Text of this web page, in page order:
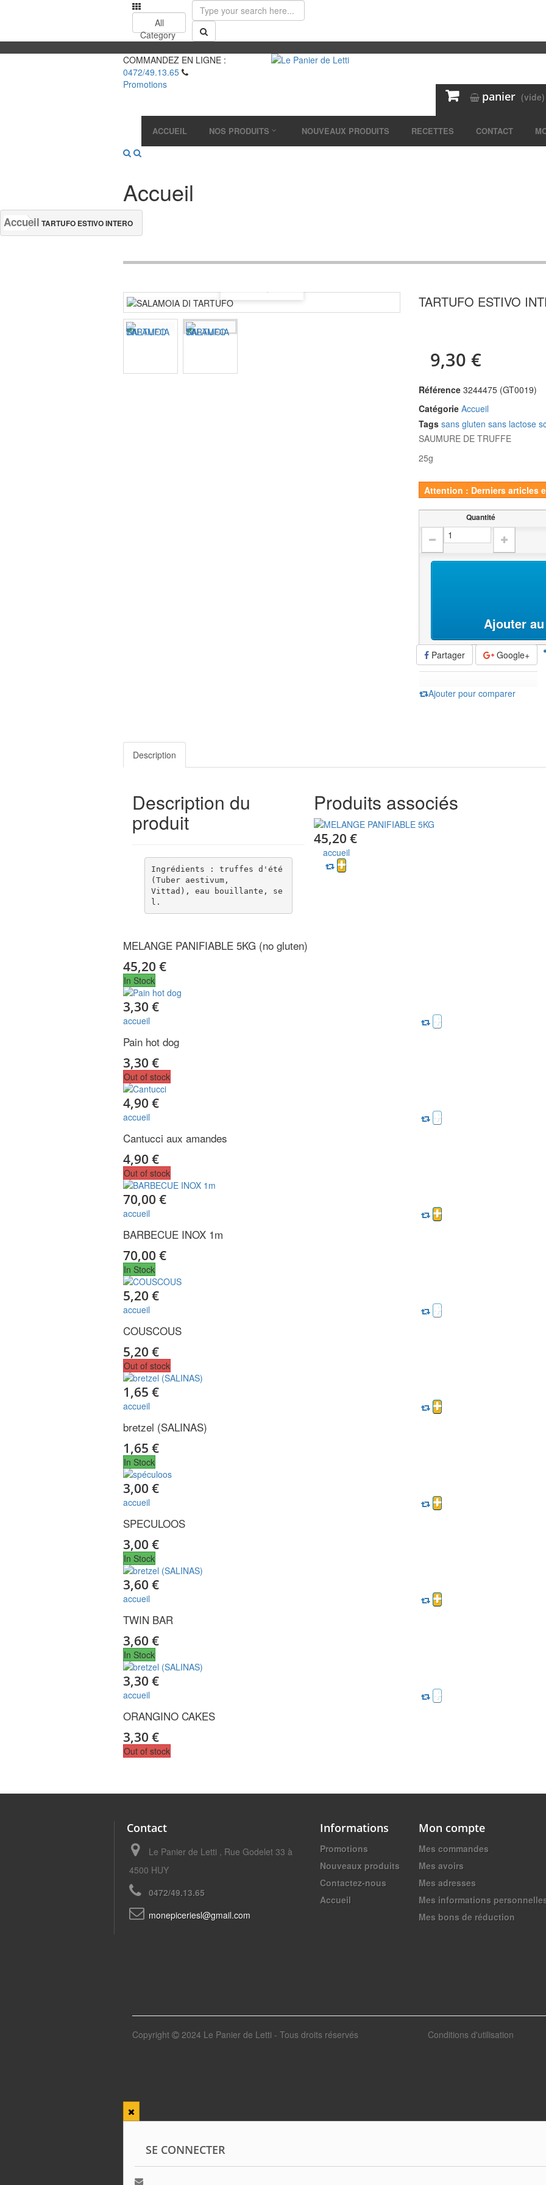
All
Category
COMMANDEZ EN LIGNE :
0472/49.13.65
Promotions
panier (vide)
ACCUEIL NOS PRODUITS NOUVEAUX PRODUITS RECETTES CONTACT
Accueil
Accueil TARTUFO ESTIVO INTERO
TARTUFO ESTIVO
9,30 €
Référence 3244475 (GT0019)
Catégorie Accueil
Tags sans gluten sans lactose
SAUMURE DE TRUFFE
25g
Attention : Derniers articles
Quantité
Ajouter
Partager Google+
Ajouter pour comparer
Description
Description du
produit
Ingrédients : truffes d'été
(Tuber aestivum,
Vittad), eau bouillante, se
l.
Produits associés
45,20 €
accueil
MELANGE PANIFIABLE 5KG (no gluten)
45,20 €
In Stock
3,30 €
accueil
Pain hot dog
3,30 €
Out of stock
4,90 €
accueil
Cantucci aux amandes
4,90 €
Out of stock
70,00 €
accueil
BARBECUE INOX 1m
70,00 €
In Stock
5,20 €
accueil
COUSCOUS
5,20 €
Out of stock
1,65 €
accueil
bretzel (SALINAS)
1,65 €
In Stock
3,00 €
accueil
SPECULOOS
3,00 €
In Stock
3,60 €
accueil
TWIN BAR
3,60 €
In Stock
3,30 €
accueil
ORANGINO CAKES
3,30 €
Out of stock
Contact
Le Panier de Letti , Rue Godelet 33 à
4500 HUY
0472/49.13.65
monepiceriesl@gmail.com
Informations
Promotions
Nouveaux produits
Contactez-nous
Accueil
Mon compte
Mes commandes
Mes avoirs
Mes adresses
Mes informations
Mes bons de réduction
Copyright 2024 Le Panier de Letti - Tous droits réservés Conditions d'utilisation
SE CONNECTER